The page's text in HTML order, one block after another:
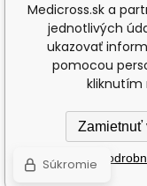
Medicross.sk a
jednotlivých
ukazovať
pomocou
kliknutím
Zamietnuť
Súkromie